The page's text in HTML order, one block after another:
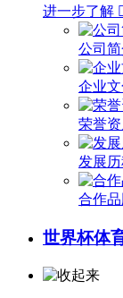
进一步了解
公司
企业
荣誉
发展
合作
世界杯体